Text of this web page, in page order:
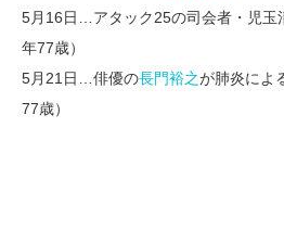
5月16日…アタック25の司会者・児玉
年77歳）
5月21日…俳優の長門裕之が肺炎によ
77歳）